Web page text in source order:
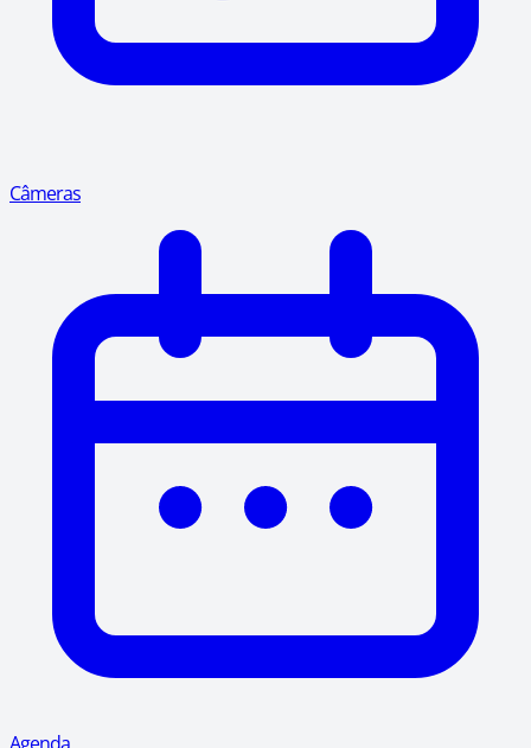
Câmeras